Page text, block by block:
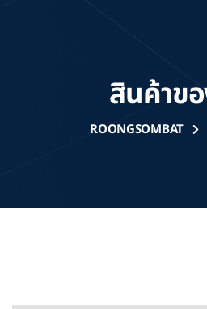
สินค้าขอ
ROONGSOMBAT